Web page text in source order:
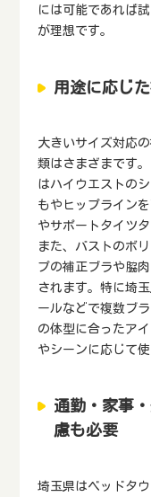
には可能であれば
が理想です。
用途に応じ
大きいサイズ対応
類はさまざまです
はハイウエストの
もやヒップライン
やサポートタイツ
また、バストのボ
プの補正ブラや脇
されます。特に埼
ールなどで複数ブ
の体型に合ったア
やシーンに応じて
通勤・家事
慮も必要
埼玉県はベッドタ